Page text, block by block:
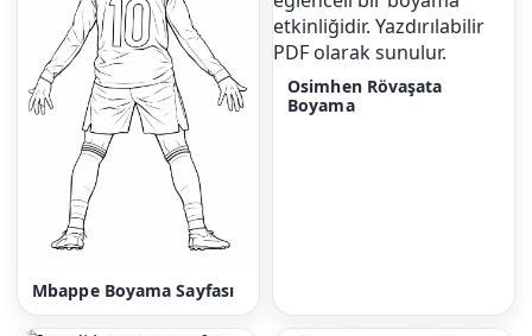
Mbappe Boyama Sayfası
Osimhen Rövaşata
Boyama